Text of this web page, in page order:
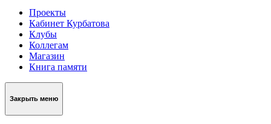
Проекты
Кабинет Курбатова
Клубы
Коллегам
Магазин
Книга памяти
Закрыть меню